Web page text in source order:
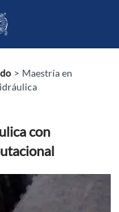
Maestría en
con